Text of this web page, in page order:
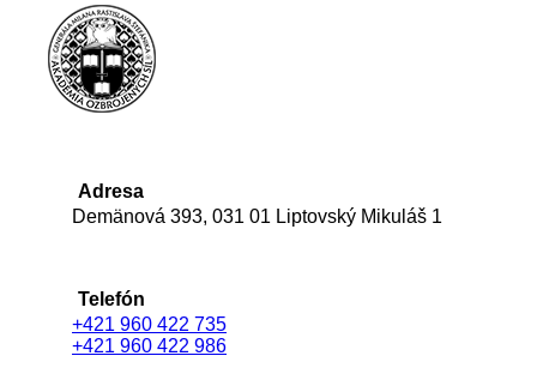
Adresa
Demänová 393, 031 01 Liptovský Mikuláš 1
Telefón
+421 960 422 735
+421 960 422 986